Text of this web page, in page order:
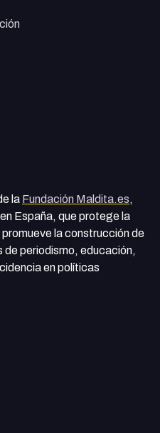
la Fundación Maldita.es,
España, que protege la
la construcción de
periodismo, educación,
en políticas